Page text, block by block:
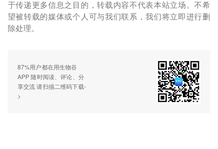
于传递更多信息之目的，转载内容不代表本站立场。不希
望被转载的媒体或个人可与我们联系，我们将立即进行删
除处理。
87%用户都在用生物谷
APP 随时阅读、评论、分
享交流 请扫描二维码下载-
>